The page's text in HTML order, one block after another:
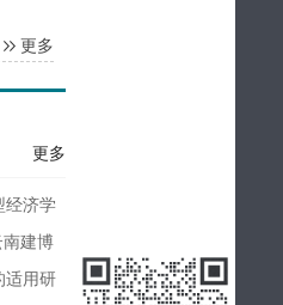
更多
更多
经济学
南建博
适用研